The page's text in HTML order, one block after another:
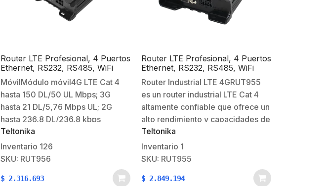
Router LTE Profesional, 4 Puertos
Ethernet, RS232, RS485, WiFi
802.11b/g/n, Interface Amigable,
Bandas B1, B2, B3, B4, B5, B7,
B8, B28
MóvilMódulo móvil4G LTE Cat 4
hasta 150 DL/50 UL Mbps; 3G
hasta 21 DL/5,76 Mbps UL; 2G
hasta 236,8 DL/236,8 kbps
ULLanzamiento de
3GPPLanzamiento 11p ej*Tipo de
eSIM para consumidores,
eliminación de perfiles, hasta 7
Teltonika
Inventario 126
SKU: RUT956
$ 2.316.693
Router LTE Profesional, 4 Puertos
Ethernet, RS232, RS485, WiFi
802.11b/g/n, Interface Amigable,
Bandas B1, B2, B3, B4, B5, B7,
B8, B28
Router Industrial LTE 4GRUT955
es un router industrial LTE Cat 4
altamente confiable que ofrece un
alto rendimiento y capacidades de
ubicación GNSS.Las interfaces
Ethernet, Digital y Analog I/O,
RS232, RS485, GNSS (GPS),
increíble variedad de escenarios
Teltonika
Inventario 1
SKU: RUT955
$ 2.849.194